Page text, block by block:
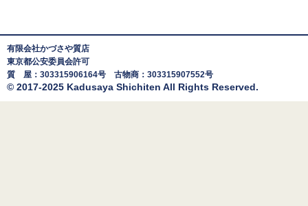
有限会社かづさや質店
東京都公安委員会許可
質 屋：303315906164号 古物商：303315907552号
© 2017-2025 Kadusaya Shichiten All Rights Reserved.